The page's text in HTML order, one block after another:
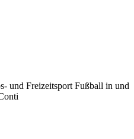
und Freizeitsport Fußball in und